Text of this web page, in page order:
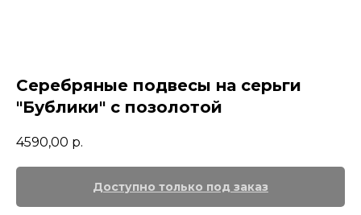
Серебряные подвесы на серьги
"Бублики" с позолотой
4590,00 р.